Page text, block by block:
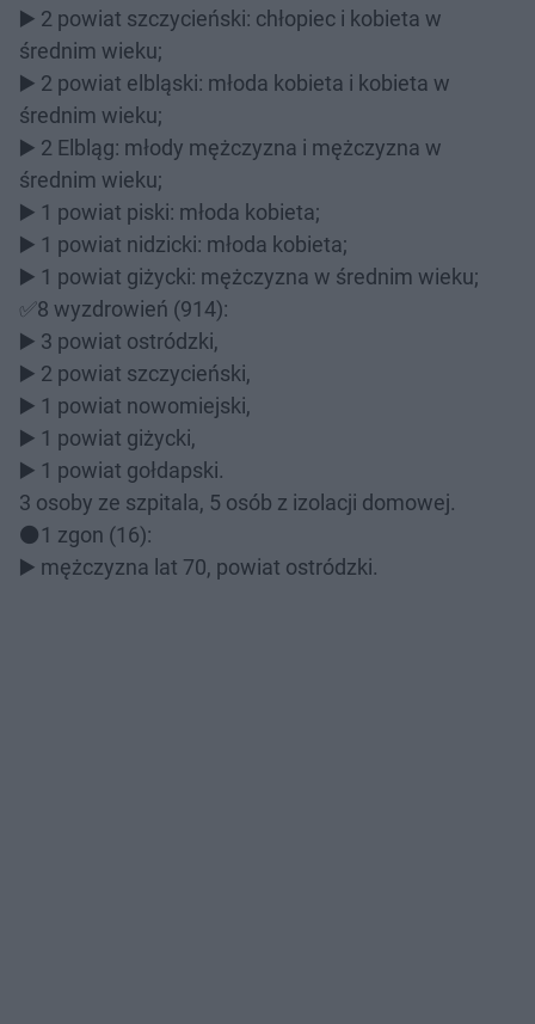
▶️ 2 powiat szczycieński: chłopiec i kobieta w
średnim wieku;
▶️ 2 powiat elbląski: młoda kobieta i kobieta w
średnim wieku;
▶️ 2 Elbląg: młody mężczyzna i mężczyzna w
średnim wieku;
▶️ 1 powiat piski: młoda kobieta;
▶️ 1 powiat nidzicki: młoda kobieta;
▶️ 1 powiat giżycki: mężczyzna w średnim wieku;
✅8 wyzdrowień (914):
▶️ 3 powiat ostródzki,
▶️ 2 powiat szczycieński,
▶️ 1 powiat nowomiejski,
▶️ 1 powiat giżycki,
▶️ 1 powiat gołdapski.
3 osoby ze szpitala, 5 osób z izolacji domowej.
⚫️1 zgon (16):
▶️ mężczyzna lat 70, powiat ostródzki.